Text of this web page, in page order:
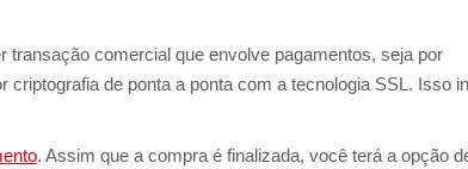
transação comercial que envolve pagamentos, seja por
de ponta a ponta com a tecnologia SSL. Isso
. Assim que a compra é finalizada, você terá a opção